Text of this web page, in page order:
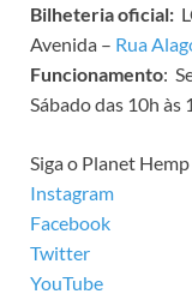
Bilheteria oficial:
Avenida – Rua
Funcionamento:
Sábado das 10h
Siga o Planet
Instagram
Facebook
Twitter
YouTube